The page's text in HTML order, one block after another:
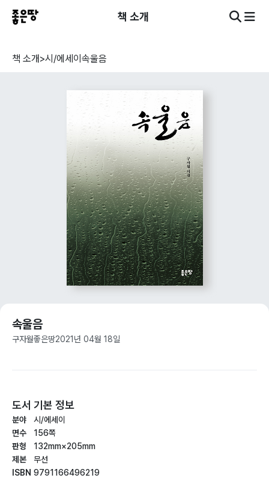
책 소개
책 소개>시/에세이 속울음
속울음
구자월좋은땅2021년 04월 18일
도서 기본 정보
분야
면수
판형
제본
ISBN
시/에세이
156쪽
132mm×205mm
무선
9791166496219